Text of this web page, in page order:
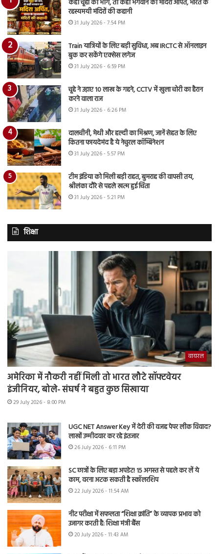
कहीं चूहों को भोग, तो कहीं भगवान को मदिरा अर्पित, भारत के
रहस्यमयी मंदिरों की कहानी
31 July 2026 - 7:54 PM
Train यात्रियों के लिए बड़ी सुविधा, अब IRCTC से ऑनलाइन
बुक कर सकेंगे एक्सेस लगेज
31 July 2026 - 6:59 PM
चूहे ने उड़ाए 10 लाख के गहने, CCTV में खुला चोरी का हैरान
करने वाला राज
31 July 2026 - 6:26 PM
दालचीनी, मेथी और हल्दी का मिश्रण, जानें सेहत के लिए
कितना फायदेमंद है ये नेचुरल कॉम्बिनेशन
31 July 2026 - 5:57 PM
टीम इंडिया को मिली बड़ी राहत, बुमराह की वापसी तय,
श्रीलंका दौरे से पहले खत्म हुई चिंता
31 July 2026 - 5:21 PM
शिक्षा
वायरल
अमेरिका में नौकरी नहीं मिली तो भारत लौटे सॉफ्टवेयर
इंजीनियर, बोले- संघर्ष ने बहुत कुछ सिखाया
29 July 2026 - 8:00 PM
UGC NET Answer Key में देरी की वजह पेपर लीक विवाद?
लाखों उम्मीदवार कर रहे इंतजार
26 July 2026 - 6:11 PM
SC छात्रों के लिए बड़ा अपडेट! 15 अगस्त से पहले कर लें ये
काम, वरना अटक सकती है स्कॉलरशिप
22 July 2026 - 11:54 AM
नीट परीक्षा में सफलता “शिक्षा क्रांति” के व्यापक प्रभाव को
उजागर करती है: शिक्षा मंत्री बैंस
20 July 2026 - 11:43 AM